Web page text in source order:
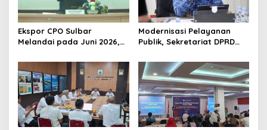
Ekspor CPO Sulbar
Melandai pada Juni 2026,
Justru Melonjak 149 Persen
Modernisasi Pelayanan
Publik, Sekretariat DPRD
Luncurkan Aplikasi SIPAKDE